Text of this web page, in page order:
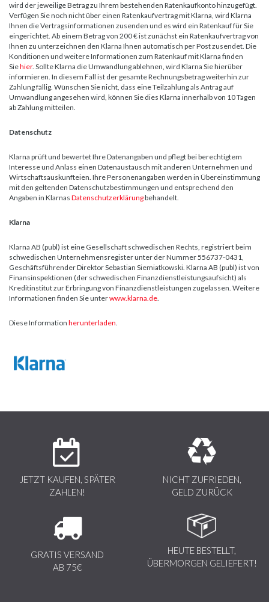
wird der jeweilige Betrag zu Ihrem bestehenden Ratenkaufkonto hinzugefügt.
Verfügen Sie noch nicht über einen Ratenkaufvertrag mit Klarna, wird Klarna
Ihnen die Vertragsinformationen zusenden und es wird ein Ratenkauf für Sie
eingerichtet. Ab einem Betrag von 200 € ist zunächst ein Ratenkaufvertrag von
Ihnen zu unterzeichnen den Klarna Ihnen automatisch per Post zusendet. Die
Konditionen und weitere Informationen zum Ratenkauf mit Klarna finden
Siehier. Sollte Klarna die Umwandlung ablehnen, wird Klarna Sie hierüber
informieren. In diesem Fall ist der gesamte Rechnungsbetrag weiterhin zur
Zahlung fällig. Wünschen Sie nicht, dass eine Teilzahlung als Antrag auf
Umwandlung angesehen wird, können Sie dies Klarna innerhalb von 10 Tagen
ab Zahlung mitteilen.
Datenschutz
Klarna prüft und bewertet Ihre Datenangaben und pflegt bei berechtigtem
Interesse und Anlass einen Datenaustausch mit anderen Unternehmen und
Wirtschaftsauskunfteien. Ihre Personenangaben werden in Übereinstimmung
mit den geltenden Datenschutzbestimmungen und entsprechend den
Angaben in Klarnas Datenschutzerklärungbehandelt.
Klarna
Klarna AB (publ) ist eine Gesellschaft schwedischen Rechts, registriert beim
schwedischen Unternehmensregister unter der Nummer 556737-0431,
Geschäftsführender Direktor Sebastian Siemiatkowski. Klarna AB (publ) ist von
Finansinspektionen (der schwedischen Finanzdienstleistungsaufsicht) als
Kreditinstitut zur Erbringung von Finanzdienstleistungen zugelassen. Weitere
Informationen finden Sie unterwww.klarna.de.
Diese Information herunterladen.
JETZT KAUFEN, SPÄTER
ZAHLEN!
NICHT ZUFRIEDEN,
GELD ZURÜCK
GRATIS VERSAND
AB 75€
HEUTE BESTELLT,
ÜBERMORGEN GELIEFERT!